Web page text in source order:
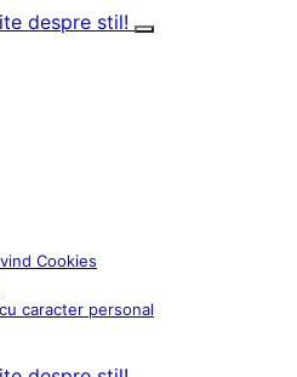
Cookies
caracter personal